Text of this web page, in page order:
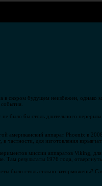
в скором будущем неизбежен, однако
бы столь длительного перерыва
американский аппарат Phoenix в
для изготовления
миссии аппаратов Viking,
Там результаты 1976 года,
были столь сильно заторможены?